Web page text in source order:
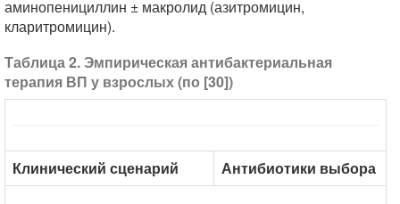
аминопенициллин ± макролид (азитромицин,
кларитромицин).
Таблица 2. Эмпирическая антибактериальная
терапия ВП у взрослых (по [30])
Клинический сценарий Антибиотики выбора